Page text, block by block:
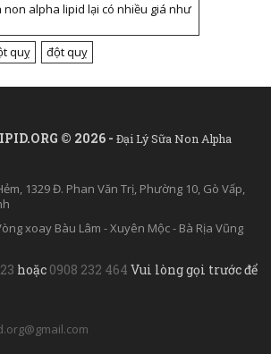
non alpha lipid lại có nhiều giá như
quỵ
đột quỵ
© 2026 - Đại Lý Sữa Non Alpha
1329 Đ. Phan Văn Trị, Phường 10, Gò Vấp,
xoay Bàu Lâm - Xuyên Mộc - Bà Rịa Vũng
hoặc 0908 232 464 Vui lòng gọi trước để